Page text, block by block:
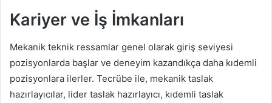
Kariyer ve İş İmkanları
Mekanik teknik ressamlar genel olarak giriş seviyesi
pozisyonlarda başlar ve deneyim kazandıkça daha kıdemli
pozisyonlara ilerler. Tecrübe ile, mekanik taslak
hazırlayıcılar, lider taslak hazırlayıcı, kıdemli taslak